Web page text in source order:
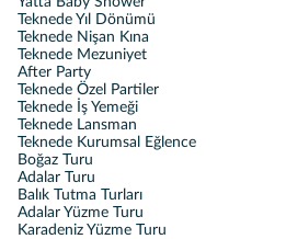
Teknede Yıl Dönümü
Teknede Nişan Kına
Teknede Mezuniyet
After Party
Teknede Özel Partiler
Teknede İş Yemeği
Teknede Lansman
Teknede Kurumsal Eğlence
Boğaz Turu
Adalar Turu
Balık Tutma Turları
Adalar Yüzme Turu
Karadeniz Yüzme Turu